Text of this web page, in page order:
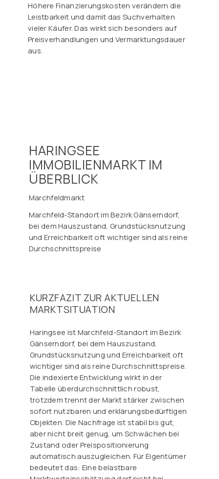
Höhere Finanzierungskosten verändern die
Leistbarkeit und damit das Suchverhalten
vieler Käufer. Das wirkt sich besonders auf
Preisverhandlungen und Vermarktungsdauer
aus.
HARINGSEE
IMMOBILIENMARKT IM
ÜBERBLICK
Marchfeldmarkt
Marchfeld-Standort im Bezirk Gänserndorf,
bei dem Hauszustand, Grundstücksnutzung
und Erreichbarkeit oft wichtiger sind als reine
Durchschnittspreise
KURZFAZIT ZUR AKTUELLEN
MARKTSITUATION
Haringsee ist Marchfeld-Standort im Bezirk
Gänserndorf, bei dem Hauszustand,
Grundstücksnutzung und Erreichbarkeit oft
wichtiger sind als reine Durchschnittspreise.
Die indexierte Entwicklung wirkt in der
Tabelle überdurchschnittlich robust,
trotzdem trennt der Markt stärker zwischen
sofort nutzbaren und erklärungsbedürftigen
Objekten. Die Nachfrage ist stabil bis gut,
aber nicht breit genug, um Schwächen bei
Zustand oder Preispositionierung
automatisch auszugleichen. Für Eigentümer
bedeutet das: Eine belastbare